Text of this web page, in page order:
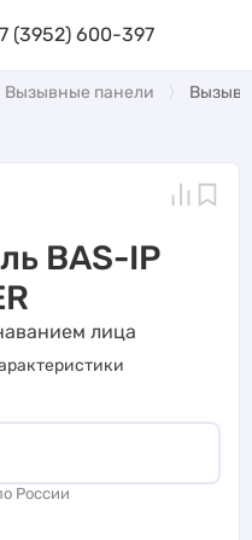
(3952) 600-397
Вызывные панели
BAS-IP
лицa
России